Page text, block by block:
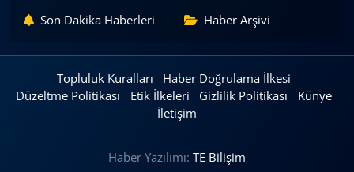
Son Dakika Haberleri Haber Arşivi
Topluluk Kuralları
Haber Doğrulama İlkesi
Düzeltme Politikası
Etik İlkeleri Gizlilik Politikası
Künye
İletişim
Haber Yazılımı: TE Bilişim